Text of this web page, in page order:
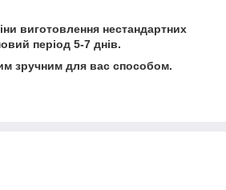
виготовлення нестандартних
період 5-7 днів.
зручним для вас способом.